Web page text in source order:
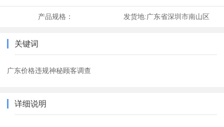
产品规格： 发货地:广东省深圳市南山区
关键词
广东价格违规神秘顾客调查
详细说明